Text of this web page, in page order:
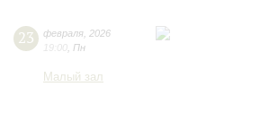
23 февраля 2026
19:00 Пн
Малый зал